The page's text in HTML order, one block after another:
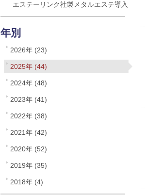
エステーリンク社製メタルエステ導入
年別
2026年 (23)
2025年 (44)
2024年 (48)
2023年 (41)
2022年 (38)
2021年 (42)
2020年 (52)
2019年 (35)
2018年 (4)